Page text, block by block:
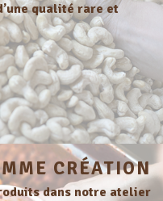
qualité rare et
CRÉATION
dans notre atelier